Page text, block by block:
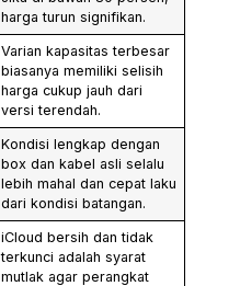
harga turun signifikan.
Varian kapasitas terbesar
biasanya memiliki selisih
harga cukup jauh dari
versi terendah.
Kondisi lengkap dengan
box dan kabel asli selalu
lebih mahal dan cepat laku
dari kondisi batangan.
iCloud bersih dan tidak
terkunci adalah syarat
mutlak agar perangkat